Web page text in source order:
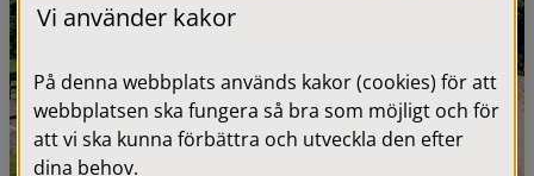
Vi använder kakor
På denna webbplats används kakor (cookies) för att
webbplatsen ska fungera så bra som möjligt och för
att vi ska kunna förbättra och utveckla den efter
dina behov.